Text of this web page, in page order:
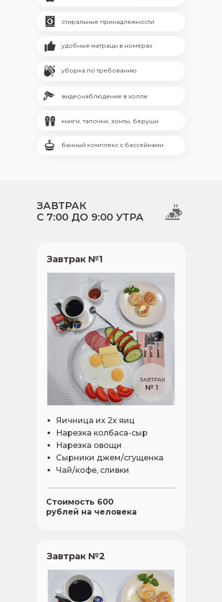
уборка по требованию
удобные матрацы в номерах
банный комплекс с бассейнами
стиральные принадлежности
видеонаблюдение в холле
книги, тапочки, зонты, беруши
ЗАВТРАК
С 7:00 ДО 9:00 УТРА
Завтрак №1
Стоимость 600
рублей на человека
Яичница их 2х яиц
Нарезка колбаса-сыр
Нарезка овощи
Сырники джем/сгущенка
Чай/кофе, сливки
Завтрак №2